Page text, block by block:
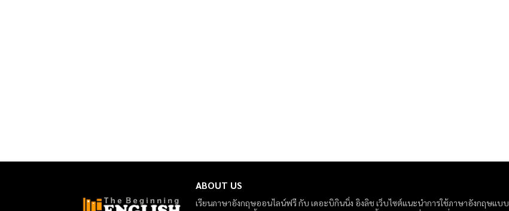
ABOUT US
เรียนภาษาอังกฤษออนไลน์ฟรี กับ เดอะบิกินนิ่ง อิงลิช เว็บไซต์แนะนำการใช้ภาษาอังกฤษแบบ